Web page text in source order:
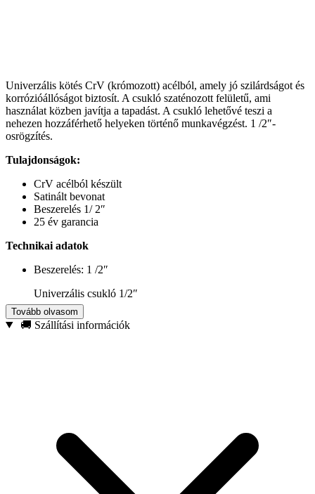
Univerzális kötés CrV (krómozott) acélból, amely jó szilárdságot és
korrózióállóságot biztosít. A csukló szaténozott felületű, ami
használat közben javítja a tapadást. A csukló lehetővé teszi a
nehezen hozzáférhető helyeken történő munkavégzést. 1 /2″-
osrögzítés.
Tulajdonságok:
CrV acélból készült
Satinált bevonat
Beszerelés 1/ 2″
25 év garancia
Technikai adatok
Beszerelés: 1 /2″
Univerzális csukló 1/2″
Tovább olvasom
🚚 Szállítási információk